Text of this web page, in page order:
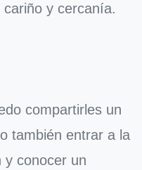
y cercanía.
compartirles un
también entrar a la
y conocer un